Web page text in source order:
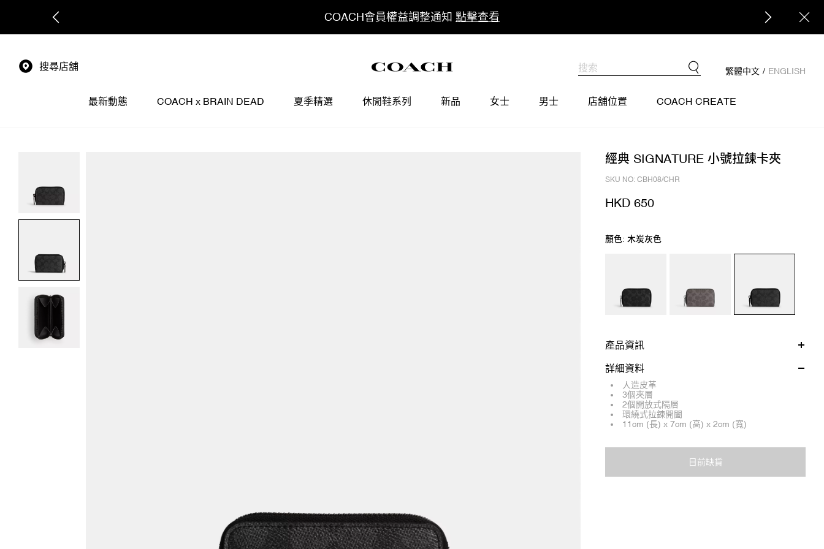
COACH會員權益調整通知 點擊查看
搜尋店舖 繁體中文 / ENGLISH
最新動態 COACH x BRAIN DEAD 夏季精選 休閒鞋系列 新品 女士 男士 店舖位置 COACH CREATE
經典 SIGNATURE 小號拉鍊卡夾
SKU NO: CBH08/CHR
HKD 650
顏色: 木炭灰色
產品資訊
詳細資料
人造皮革
3個夾層
2個開放式隔層
環繞式拉鍊開闔
11cm (長) x 7cm (高) x 2cm (寬)
目前缺貨